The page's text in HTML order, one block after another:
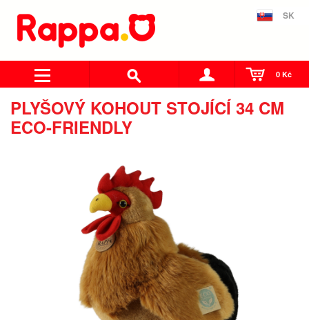
SK
0 Kč
PLYŠOVÝ KOHOUT STOJÍCÍ 34 CM
ECO-FRIENDLY